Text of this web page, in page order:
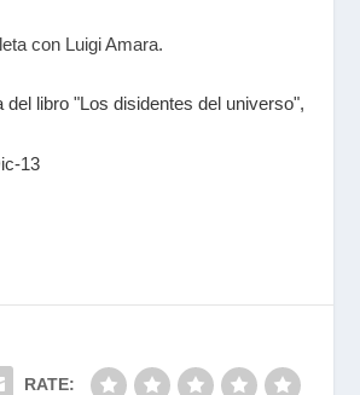
con Luigi Amara.
del libro "Los disidentes del universo",
13
RATE: